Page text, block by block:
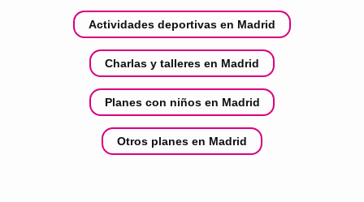
Actividades deportivas en Madrid
Charlas y talleres en Madrid
Planes con niños en Madrid
Otros planes en Madrid